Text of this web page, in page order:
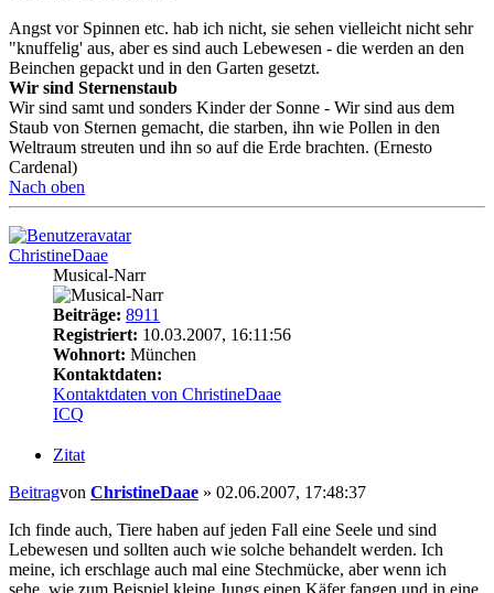
Angst vor Spinnen etc. hab ich nicht, sie sehen vielleicht nicht sehr
"knuffelig' aus, aber es sind auch Lebewesen - die werden an den
Beinchen gepackt und in den Garten gesetzt.
Wir sind Sternenstaub
Wir sind samt und sonders Kinder der Sonne - Wir sind aus dem
Staub von Sternen gemacht, die starben, ihn wie Pollen in den
Weltraum streuten und ihn so auf die Erde brachten. (Ernesto
Cardenal)
Nach oben
ChristineDaae
Musical-Narr
Beiträge: 8911
Registriert: 10.03.2007, 16:11:56
Wohnort: München
Kontaktdaten:
Kontaktdaten von ChristineDaae
ICQ
Zitat
Beitragvon ChristineDaae » 02.06.2007, 17:48:37
Ich finde auch, Tiere haben auf jeden Fall eine Seele und sind
Lebewesen und sollten auch wie solche behandelt werden. Ich
meine, ich erschlage auch mal eine Stechmücke, aber wenn ich